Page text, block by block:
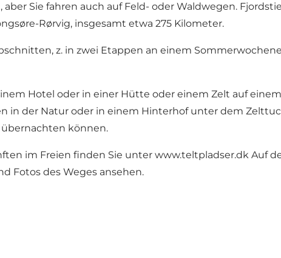
Sie fahren auch auf Feld- oder Waldwegen.
Rørvig, insgesamt etwa 275 Kilometer.
z. in zwei Etappen an einem
Hotel oder in einer Hütte oder einem Zelt auf
in der Natur oder in einem Hinterhof unter dem
können.
im Freien finden Sie unter www.teltpladser.dk Auf
Fotos des Weges ansehen.